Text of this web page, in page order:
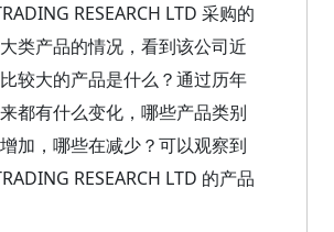
RESEARCH LTD 采购的
类产品的情况，看到该公司近
较大的产品是什么？通过历年
都有什么变化，哪些产品类别
加，哪些在减少？可以观察到
RESEARCH LTD 的产品